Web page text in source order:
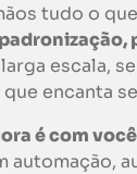
tudo o
padronização,
escala,
encanta
é com
automação,